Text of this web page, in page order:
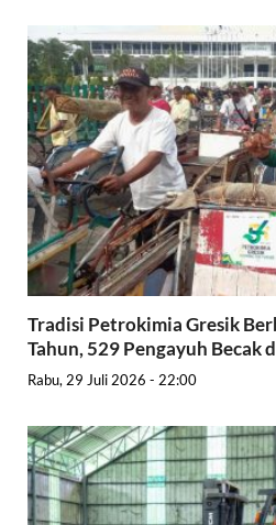
Tradisi Petrokimia Gresik
Tahun, 529 Pengayuh Becak
Rabu, 29 Juli 2026 - 22:00